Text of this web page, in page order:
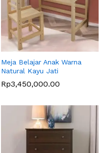
Meja Belajar Anak Warna
Natural Kayu Jati
Rp3,450,000.00